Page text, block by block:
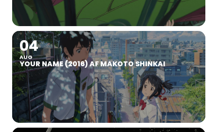
04
AUG
YOUR NAME (2016) AF MAKOTO SHINKAI